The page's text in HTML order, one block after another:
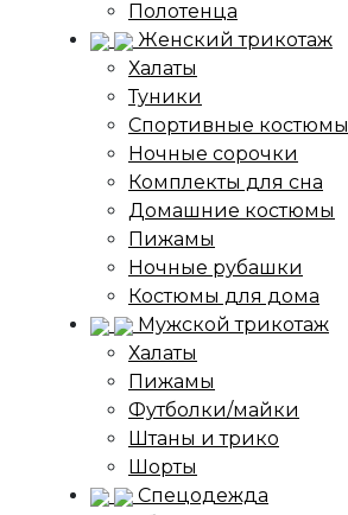
Полотенца
Женский трикотаж
Халаты
Туники
Спортивные костюмы
Ночные сорочки
Комплекты для сна
Домашние костюмы
Пижамы
Ночные рубашки
Костюмы для дома
Мужской трикотаж
Халаты
Пижамы
Футболки/майки
Штаны и трико
Шорты
Спецодежда